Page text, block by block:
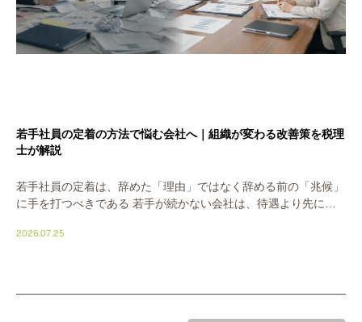
若手社員の定着の方法で悩む会社へ｜組織が変わる改善策を税理
士が解説
若手社員の定着は、辞めた「理由」ではなく辞める前の「兆候」
に手を打つべきである 若手が続かない会社は、待遇より先に
ときは辞めます。理由は、目の前の仕事に意味が見え […]
2026.07.25